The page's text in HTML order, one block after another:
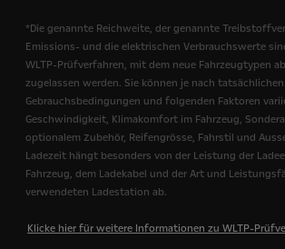
*Die genannte Reichweite, der genannte
Emissions- und die elektrischen Verbrauchswerte
WLTP-Prüfverfahren, mit dem neue Fahrzeugtypen
zugelassen werden. Sie können je nach tatsächlichen
Gebrauchsbedingungen und folgenden Faktoren
Geschwindigkeit, Klimakomfort im Fahrzeug,
optionalem Zubehör, Reifengrösse, Fahrstil und
Ladezeit hängt besonders von der Leistung der
Fahrzeug, dem Ladekabel und der Art und
verwendeten Ladestation ab.
Klicke hier für weitere Informationen zu WLTP-